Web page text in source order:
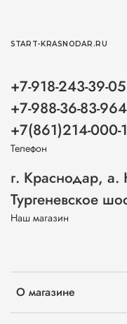
О магазине
START-KRASNODAR.RU
+7-918-243-39-05
+7-988-36-83-964
+7(861)214-000-1
Телефон
г. Краснодар,
Тургеневское
Наш магазин